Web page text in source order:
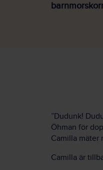
”Dudunk!
Öhman för
Camilla mäter
Camilla är